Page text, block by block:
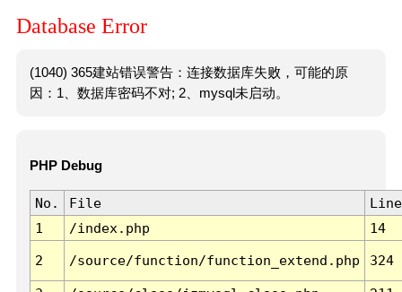
Database Error
(1040) 365建站错误警告：连接数据库失败，可能的原
因：1、数据库密码不对; 2、mysql未启动。
PHP Debug
No. File
Line
1
/index.php 14
2 /source/function/function_extend.php 324